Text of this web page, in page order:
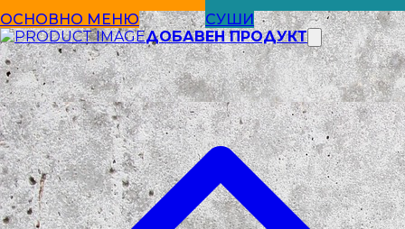
ОСНОВНО МЕНЮ
СУШИ
ДОБАВЕН ПРОДУКТ